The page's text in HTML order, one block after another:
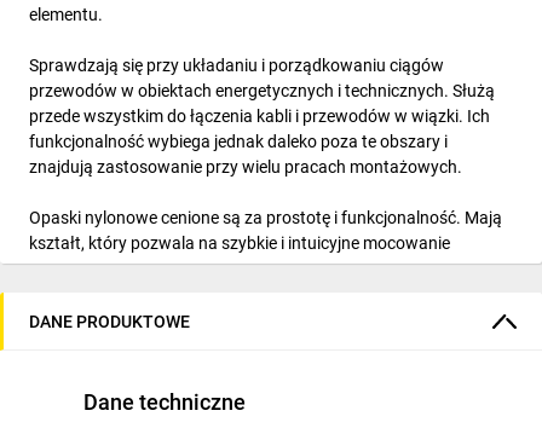
elementu.
Sprawdzają się przy układaniu i porządkowaniu ciągów
przewodów w obiektach energetycznych i technicznych. Służą
przede wszystkim do łączenia kabli i przewodów w wiązki. Ich
funkcjonalność wybiega jednak daleko poza te obszary i
znajdują zastosowanie przy wielu pracach montażowych.
Opaski nylonowe cenione są za prostotę i funkcjonalność. Mają
kształt, który pozwala na szybkie i intuicyjne mocowanie
dowolnych elementów. Oferowane są w różnych kolorach. Z
kilkudziesięciu wariantach wymiarowych. Można wybrać
DANE PRODUKTOWE
Dane techniczne